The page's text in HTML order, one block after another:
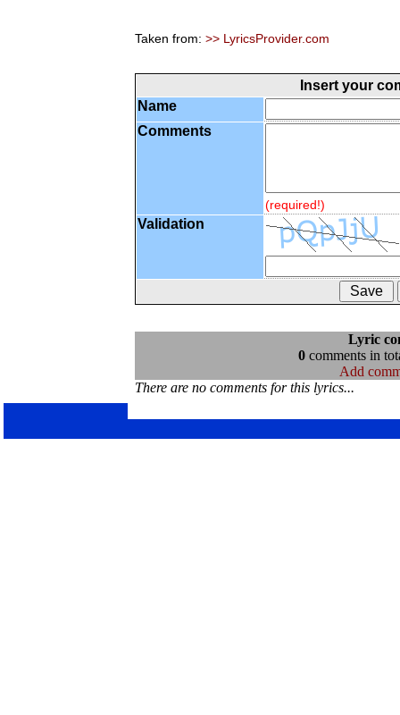
Taken from: >> LyricsProvider.com
Insert your
Name
Comments
(required!)
Validation
Lyric
0comments in
Add
There are no comments for this lyrics...